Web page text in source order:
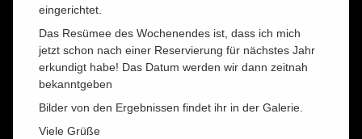
eingerichtet.
Das Resümee des Wochenendes ist, dass ich mich
jetzt schon nach einer Reservierung für nächstes Jahr
erkundigt habe! Das Datum werden wir dann zeitnah
bekanntgeben
Bilder von den Ergebnissen findet ihr in der Galerie.
Viele Grüße